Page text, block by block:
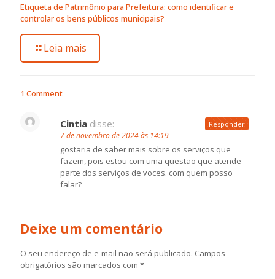
Etiqueta de Patrimônio para Prefeitura: como identificar e
controlar os bens públicos municipais?
Leia mais
1 Comment
Cintia disse:
7 de novembro de 2024 às 14:19
gostaria de saber mais sobre os serviços que
fazem, pois estou com uma questao que atende
parte dos serviços de voces. com quem posso
falar?
Responder
Deixe um comentário
O seu endereço de e-mail não será publicado. Campos
obrigatórios são marcados com *